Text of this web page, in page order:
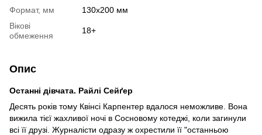
Формат, мм
130x200 мм
Вікові
обмеження
18+
Опис
Останні дівчата. Райлі Сейґер
Десять років тому Квінсі Карпентер вдалося неможливе. Вона
вижила тієї жахливої ночі в Сосновому котеджі, коли загинули
всі її друзі. Журналісти одразу ж охрестили її "останньою